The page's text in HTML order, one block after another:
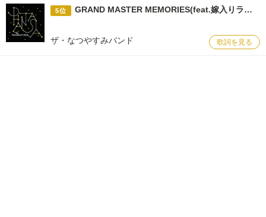
5位 GRAND MASTER MEMORIES(feat.嫁入りランド)
ザ・なつやすみバンド 歌詞を見る